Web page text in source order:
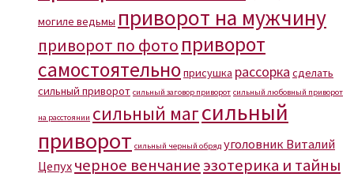
могиле ведьмы приворот на мужчину
приворот по фото приворот
самостоятельноприсушка рассорка сделать
сильный приворот сильный заговор приворот сильный любовный приворот
на расстоянии сильный магсильный
приворот сильный черный обряд уголовник Виталий
Цепух черное венчаниеэзотерика и тайны